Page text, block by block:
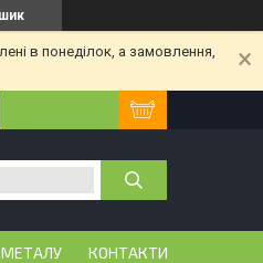
в понеділок, а замовлення,
МЕТАЛУ КОНТАКТИ